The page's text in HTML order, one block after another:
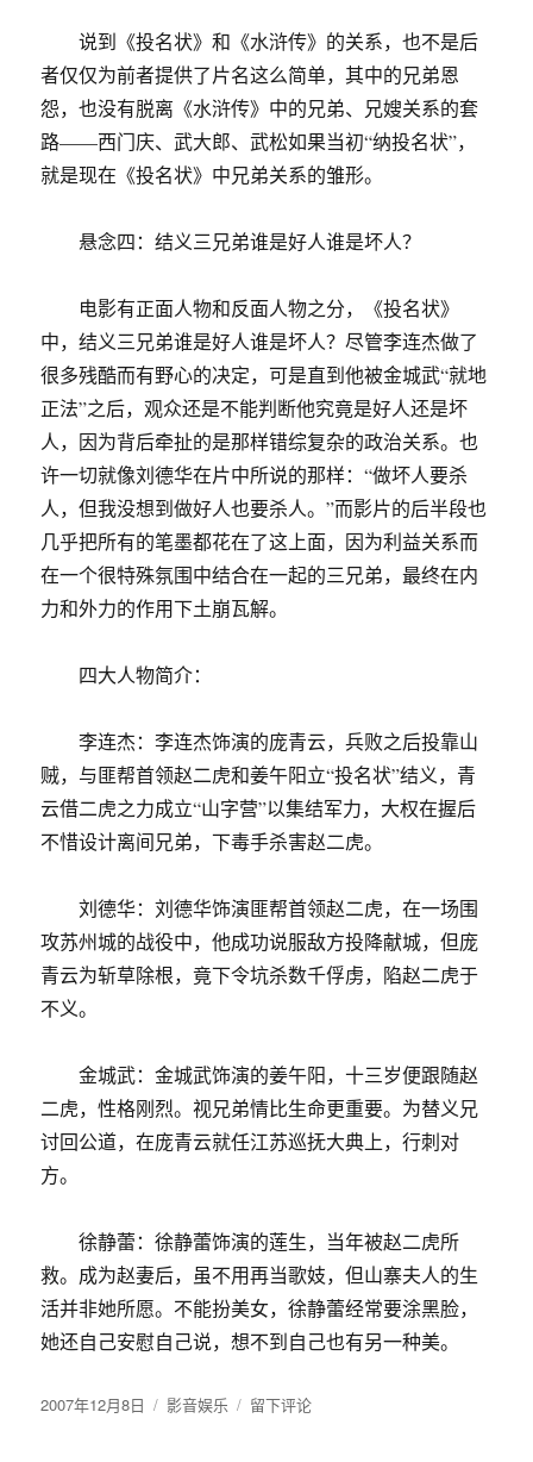
说到《投名状》和《水浒传》的关系，也不是后
者仅仅为前者提供了片名这么简单，其中的兄弟恩
怨，也没有脱离《水浒传》中的兄弟、兄嫂关系的套
路——西门庆、武大郎、武松如果当初“纳投名状”，
就是现在《投名状》中兄弟关系的雏形。
悬念四：结义三兄弟谁是好人谁是坏人？
电影有正面人物和反面人物之分，《投名状》
中，结义三兄弟谁是好人谁是坏人？尽管李连杰做了
很多残酷而有野心的决定，可是直到他被金城武“就地
正法”之后，观众还是不能判断他究竟是好人还是坏
人，因为背后牵扯的是那样错综复杂的政治关系。也
许一切就像刘德华在片中所说的那样：“做坏人要杀
人，但我没想到做好人也要杀人。”而影片的后半段也
几乎把所有的笔墨都花在了这上面，因为利益关系而
在一个很特殊氛围中结合在一起的三兄弟，最终在内
力和外力的作用下土崩瓦解。
四大人物简介：
李连杰：李连杰饰演的庞青云，兵败之后投靠山
贼，与匪帮首领赵二虎和姜午阳立“投名状”结义，青
云借二虎之力成立“山字营”以集结军力，大权在握后
不惜设计离间兄弟，下毒手杀害赵二虎。
刘德华：刘德华饰演匪帮首领赵二虎，在一场围
攻苏州城的战役中，他成功说服敌方投降献城，但庞
青云为斩草除根，竟下令坑杀数千俘虏，陷赵二虎于
不义。
金城武：金城武饰演的姜午阳，十三岁便跟随赵
二虎，性格刚烈。视兄弟情比生命更重要。为替义兄
讨回公道，在庞青云就任江苏巡抚大典上，行刺对
方。
徐静蕾：徐静蕾饰演的莲生，当年被赵二虎所
救。成为赵妻后，虽不用再当歌妓，但山寨夫人的生
活并非她所愿。不能扮美女，徐静蕾经常要涂黑脸，
她还自己安慰自己说，想不到自己也有另一种美。
发
2007年12月8日
分
影音娱乐
于
留下评论